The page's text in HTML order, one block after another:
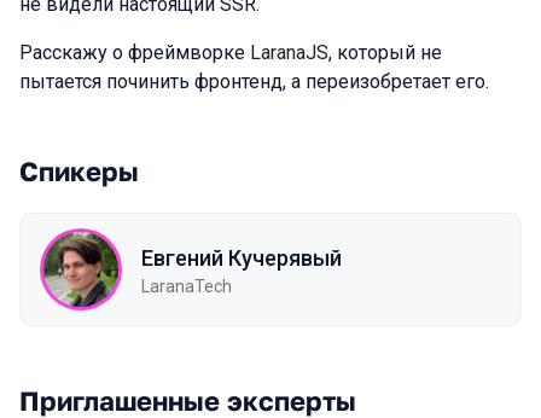
Расскажу о фреймворке LaranaJS, который не
пытается починить фронтенд, а переизобретает его.
Спикеры
Евгений Кучерявый
LaranaTech
Приглашенные эксперты